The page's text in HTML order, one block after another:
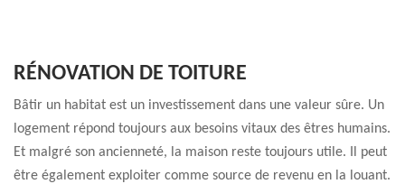
RÉNOVATION DE TOITURE
Bâtir un habitat est un investissement dans une valeur sûre. Un
logement répond toujours aux besoins vitaux des êtres humains.
Et malgré son ancienneté, la maison reste toujours utile. Il peut
être également exploiter comme source de revenu en la louant.